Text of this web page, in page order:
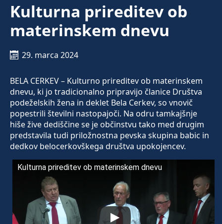
Kulturna prireditev ob
materinskem dnevu
29. marca 2024
BELA CERKEV – Kulturno prireditev ob materinskem
dnevu, ki jo tradicionalno pripravijo članice Društva
podeželskih žena in deklet Bela Cerkev, so vnovič
popestrili številni nastopajoči. Na odru tamkajšnje
hiše žive dediščine se je občinstvu tako med drugim
predstavila tudi priložnostna pevska skupina babic in
dedkov belocerkovškega društva upokojencev.
Kulturna prireditev ob materinskem dnevu